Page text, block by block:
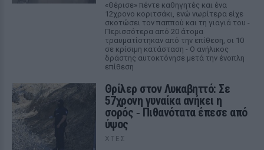
«Θέρισε» πέντε καθηγητές και ένα
12χρονο κοριτσάκι, ενώ νωρίτερα είχε
σκοτώσει τον παππού και τη γιαγιά του -
Περισσότερα από 20 άτομα
τραυματίστηκαν από την επίθεση, οι 10
σε κρίσιμη κατάσταση - Ο ανήλικος
δράστης αυτοκτόνησε μετά την ένοπλη
επίθεση
Θρίλερ στον Λυκαβηττό: Σε
57χρονη γυναίκα ανήκει η
σορός ‑ Πιθανότατα έπεσε από
ύψος
ΧΤΕΣ